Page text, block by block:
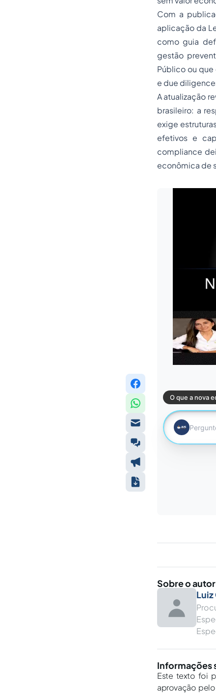
Com a
aplicação da
como guia
gestão
Público ou
e due
A atualização
brasileiro: a
exige
efetivos e
compliance
econômica de
Sobre o autor
Informações
Este texto foi
aprovação